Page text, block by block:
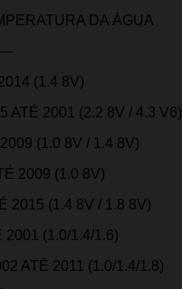
DA ÁGUA
(1.4 8V)
ATÉ 2001 (2.2 8V / 4.3 V6)
(1.0 8V / 1.4 8V)
2009 (1.0 8V)
2015 (1.4 8V / 1.8 8V)
2001 (1.0/1.4/1.6)
ATÉ 2011 (1.0/1.4/1.8)